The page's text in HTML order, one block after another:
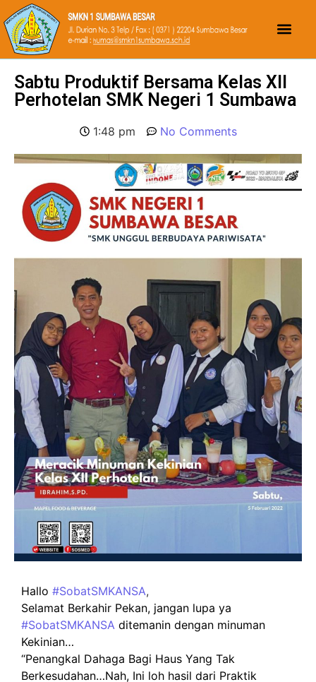
Sabtu Produktif Bersama Kelas XII
Perhotelan SMK Negeri 1 Sumbawa
1:48 pm No Comments
Hallo #SobatSMKANSA,
Selamat Berkahir Pekan, jangan lupa ya
#SobatSMKANSA ditemanin dengan minuman
Kekinian…
“Penangkal Dahaga Bagi Haus Yang Tak
Berkesudahan…Nah, Ini loh hasil dari Praktik